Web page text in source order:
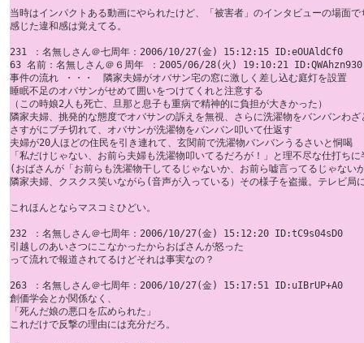
当時はインパクトある動画にやられたけど、「被害者」のインタビューの場面
感じた違和感は覚えてる。
231 ：名無しさん＠七周年：2006/10/27(金) 15:12:15 ID:eOUAldCf0
63 名前：名無しさん＠６周年 ：2005/06/28(火) 19:10:21
事件の流れ ・・・　隣家夫婦がオバサン宅の窓に激しく差し込む庭灯を設置
睡眠不足のオバサンがせめて囲いをつけてくれと注意する
（この時娘2人も死亡、旦那と息子も重病で精神的に負担が大きかった）
隣家夫婦、挑発的な態度でオバサンの訴えを無視、さらに洗濯物をバンバンわ
さすがにブチ切れて、オバサンが洗濯物をバンバン叩いて仕返す
夫婦が20人ほどの住民を引き連れて、玄関前で洗濯物バンバンうるさいと恫喝
「私だけじゃない、お前ら夫婦も洗濯物叩いてるだろが！」と理不尽な仕打ち
(おばさんが「お前らも洗濯物干してるじゃないか、お前ら嘘言ってるじゃな
隣家夫婦、クスクス笑いながら(音声が入っている）その様子を盗撮。テレビ局
これほんとならマスコミひどい。
232 ：名無しさん＠七周年：2006/10/27(金) 15:12:20 ID:tC9s04sD0
引越しのあいさつにこなかったからおばさんが怒った
って流れで報道されてるけどそれは事実なの？
263 ：名無しさん＠七周年：2006/10/27(金) 15:17:51 ID:uIBrUP+A0
創価学会とか関係なく、
「死んだ娘の悪口を広められた」
これだけで反撃の理由には充分だろ。